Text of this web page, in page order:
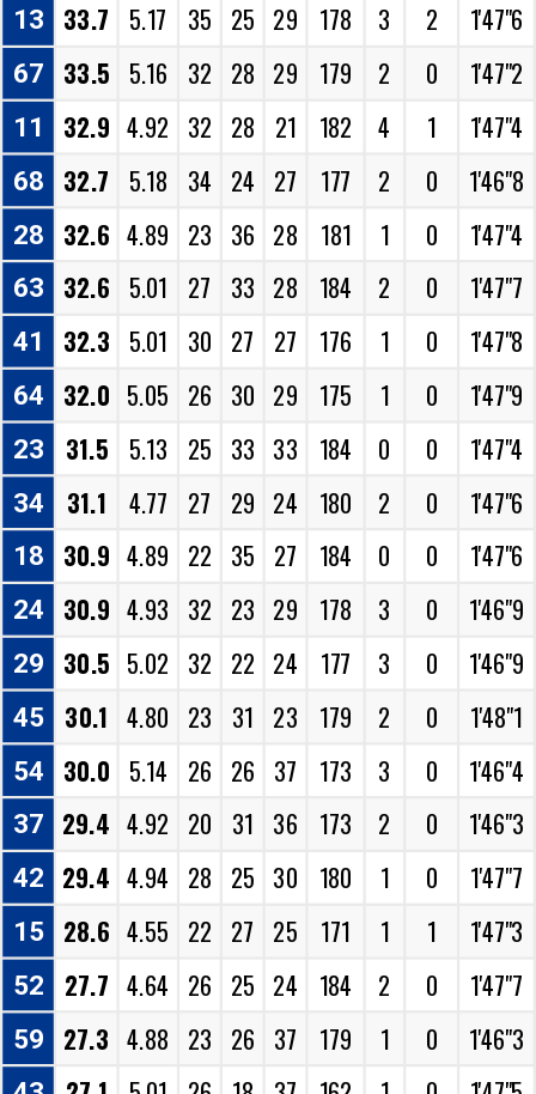
13 33.7 5.17 35 25 29 178 3 2 1'47"6
67 33.5 5.16 32 28 29 179 2 0 1'47"2
11 32.9 4.92 32 28 21 182 4 1 1'47"4
68 32.7 5.18 34 24 27 177 2 0 1'46"8
28 32.6 4.89 23 36 28 181 1 0 1'47"4
63 32.6 5.01 27 33 28 184 2 0 1'47"7
41 32.3 5.01 30 27 27 176 1 0 1'47"8
64 32.0 5.05 26 30 29 175 1 0 1'47"9
23 31.5 5.13 25 33 33 184 0 0 1'47"4
34 31.1 4.77 27 29 24 180 2 0 1'47"6
18 30.9 4.89 22 35 27 184 0 0 1'47"6
24 30.9 4.93 32 23 29 178 3 0 1'46"9
29 30.5 5.02 32 22 24 177 3 0 1'46"9
45 30.1 4.80 23 31 23 179 2 0 1'48"1
54 30.0 5.14 26 26 37 173 3 0 1'46"4
37 29.4 4.92 20 31 36 173 2 0 1'46"3
42 29.4 4.94 28 25 30 180 1 0 1'47"7
15 28.6 4.55 22 27 25 171 1 1 1'47"3
52 27.7 4.64 26 25 24 184 2 0 1'47"7
59 27.3 4.88 23 26 37 179 1 0 1'46"3